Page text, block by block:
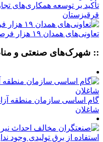
تأکید بر توسعه همکاری‌های
قرقیزستان
تعاونی‌های همدان ۱۹ هزار فرصت شغلی ایجاد کرده‌اند
:: شهرک‌های صنعتی و
گام اساسی سازمان منطقه
شاغلان